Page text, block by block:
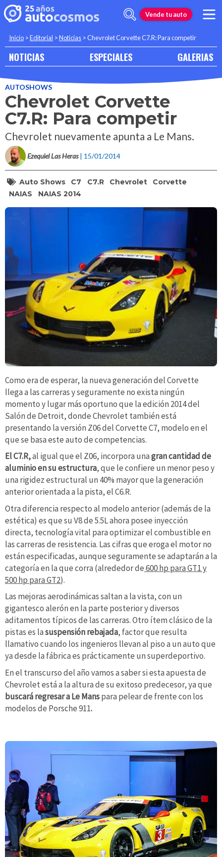
Vende tu auto
Inicio >Editorial >Noticias >Chevrolet Corvette C7.R: Para competir
NOTICIAS ESPECIALES GALERIAS
AUTOSHOWS
Chevrolet Corvette
C7.R: Para competir
Chevrolet nuevamente apunta a Le Mans.
Ezequiel Las Heras | 15/01/2014
Auto Shows C7 C7.R Chevrolet
Corvette
NAIAS
NAIAS 2014
Como era de esperar, la nueva generación del Corvette
llega a las carreras y seguramente no exista ningún
momento y lugar más oportuno que la edición 2014 del
Salón de Detroit, donde Chevrolet también está
presentando la versión Z06 del Corvette C7, modelo en el
que se basa este auto de competencias.
El C7.R,al igual que el Z06, incorpora unagran cantidad de
aluminio en su estructura, que le confiere un menor peso y
una rigidez estructural un 40% mayor que la generación
anterior orientada a la pista, el C6.R.
Otra diferencia respecto al modelo anterior (además de la
estética) es que su V8 de 5.5L ahora posee inyección
directa, tecnología vital para optimizar el combustible en
las carreras de resistencia. Las cifras que eroga el motor no
están especificadas, aunque seguramente se adaptarán a la
categoría en la que corra (alrededor de600 hp para GT1 y
500 hp para GT2).
Las mejoras aerodinámicas saltan a la vista, con un
gigantesco alerón en la parte posterior y diversos
aditamentos típicos de las carreras. Otro ítem clásico de la
pistas es lasuspensión rebajada, factor que resulta
llamativo cuando los ingenieros llevan al piso a un auto que
ya desde la fábrica es prácticamente un superdeportivo.
En el transcurso del año vamos a saber si esta apuesta de
Chevrolet está a la altura de su exitoso predecesor, ya que
buscará regresar a Le Manspara pelear de frente con los
modelos de Porsche 911.